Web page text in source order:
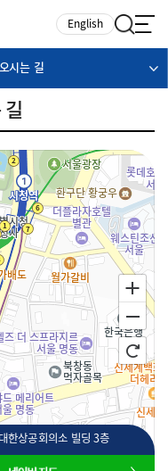
English
시는 길
길
한상공회의소 빌딩 3층